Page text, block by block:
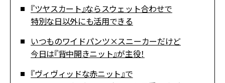
『ツヤスカート』ならスウェット合わせで
特別な日以外にも活用できる
いつものワイドパンツ×スニーカーだけど
今日は『背中開きニット』が主役！
『ヴィヴィッドな赤ニット』で